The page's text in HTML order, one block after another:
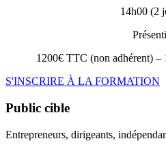
14h00 (2
1200€ TTC (non adhérent)
S'INSCRIRE À LA FORMATION
Public cible
Entrepreneurs, dirigeants,